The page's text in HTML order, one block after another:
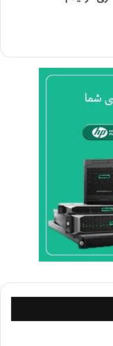
Processor
Number of
processors
Processor
Processor
cache
Processor
speed